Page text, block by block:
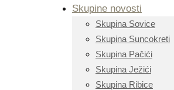
Skupine novosti
Skupina Sovice
Skupina Suncokreti
Skupina Pačići
Skupina Ježići
Skupina Ribice